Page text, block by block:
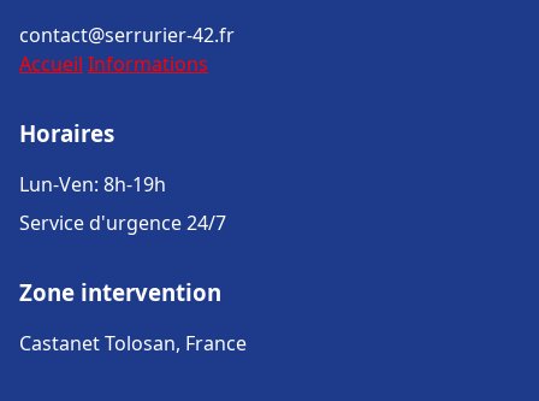
contact@serrurier-42.fr
Accueil Informations
Horaires
Lun-Ven: 8h-19h
Service d'urgence 24/7
Zone intervention
Castanet Tolosan, France